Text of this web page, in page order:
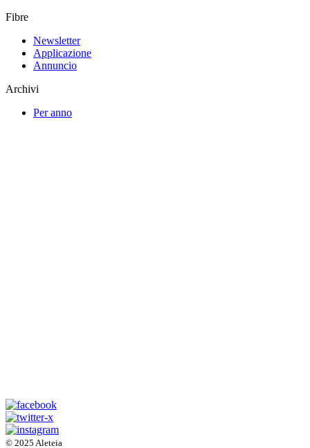
Fibre
Newsletter
Applicazione
Annuncio
Archivi
Per anno
© 2025 Aleteia